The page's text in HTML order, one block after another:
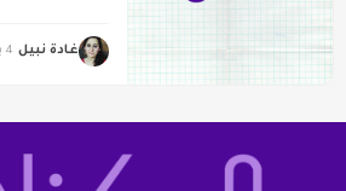
غادة نبيل 4 يناير 2017